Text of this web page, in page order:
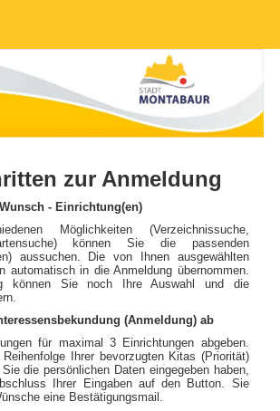
zur Anmeldung
- Einrichtung(en)
Möglichkeiten (Verzeichnissuche,
können Sie die passenden
aussuchen. Die von Ihnen ausgewählten
automatisch in die Anmeldung übernommen.
können Sie noch Ihre Auswahl und die
(Anmeldung) ab
für maximal 3 Einrichtungen abgeben.
Ihrer bevorzugten Kitas (Priorität)
die persönlichen Daten eingegeben haben,
Ihrer Eingaben auf den Button. Sie
eine Bestätigungsmail.